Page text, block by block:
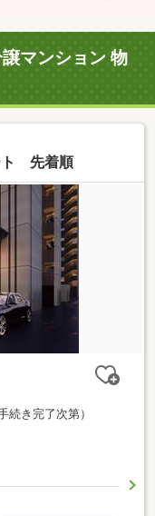
マンション 物
ト 先着順
続き完了次第）